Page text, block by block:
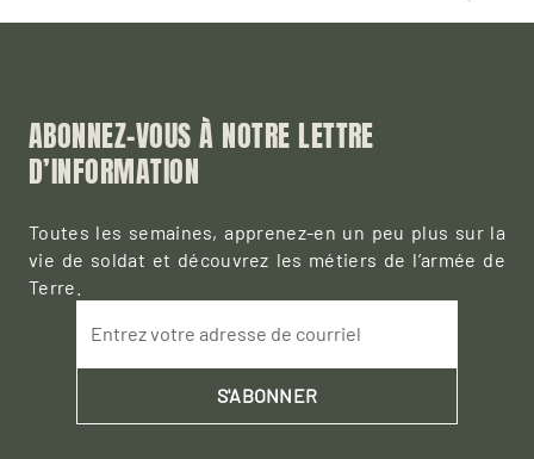
ABONNEZ-VOUS À NOTRE LETTRE
D’INFORMATION
Toutes les semaines, apprenez-en un peu plus sur la
vie de soldat et découvrez les métiers de l’armée de
Terre.
Entrez votre adresse de courriel
S'ABONNER